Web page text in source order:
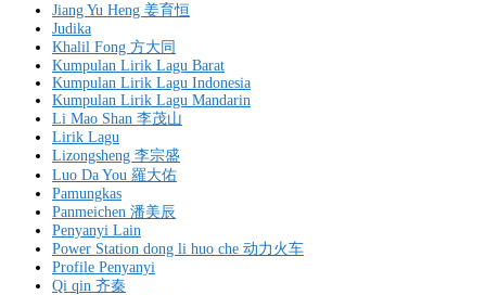
Jiang Yu Heng 姜育恒
Judika
Khalil Fong 方大同
Kumpulan Lirik Lagu Barat
Kumpulan Lirik Lagu Indonesia
Kumpulan Lirik Lagu Mandarin
Li Mao Shan 李茂山
Lirik Lagu
Lizongsheng 李宗盛
Luo Da You 羅大佑
Pamungkas
Panmeichen 潘美辰
Penyanyi Lain
Power Station dong li huo che 动力火车
Profile Penyanyi
Qi qin 齐秦